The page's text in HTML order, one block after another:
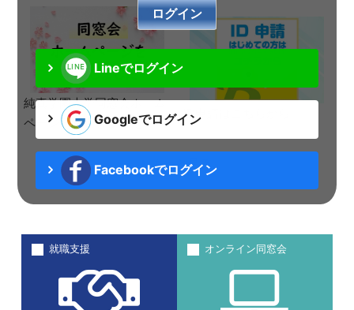
Lineでログイン
Googleでログイン
Facebookでログイン
純真学園大学同窓会ホーム
ページを開設しました
ID申請はこちらから
もっと見る
就職支援 オンライン同窓会